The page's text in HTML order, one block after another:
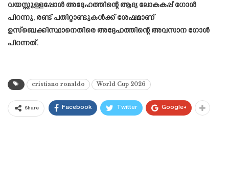
വയസ്സുള്ളപ്പോൾ അദ്ദേഹത്തിന്റെ ആദ്യ ലോകകപ്പ് ഗോൾ
പിറന്നു, രണ്ട് പതിറ്റാണ്ടുകൾക്ക് ശേഷമാണ്
ഉസ്ബെക്കിസ്ഥാനെതിരെ അദ്ദേഹത്തിന്റെ അവസാന ഗോൾ
പിറന്നത്.
cristiano ronaldo World Cup 2026
Share Facebook Twitter Google+